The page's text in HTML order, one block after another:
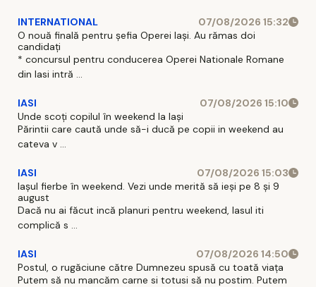
INTERNATIONAL
07/08/2026 15:32
O nouă finală pentru șefia Operei Iași. Au rămas doi
candidați
* concursul pentru conducerea Operei Nationale Romane
din Iasi intră ...
IASI
07/08/2026 15:10
Unde scoți copilul în weekend la Iași
Părintii care caută unde să-i ducă pe copii in weekend au
cateva v ...
IASI
07/08/2026 15:03
Iașul fierbe în weekend. Vezi unde merită să ieși pe 8 și 9
august
Dacă nu ai făcut incă planuri pentru weekend, Iasul iti
complică s ...
IASI
07/08/2026 14:50
Postul, o rugăciune către Dumnezeu spusă cu toată viața
Putem să nu mancăm carne si totusi să nu postim. Putem